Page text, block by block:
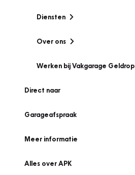
Diensten
Over ons
Werken bij Vakgarage Geldrop
Direct naar
Garageafspraak
Meer informatie
Alles over APK